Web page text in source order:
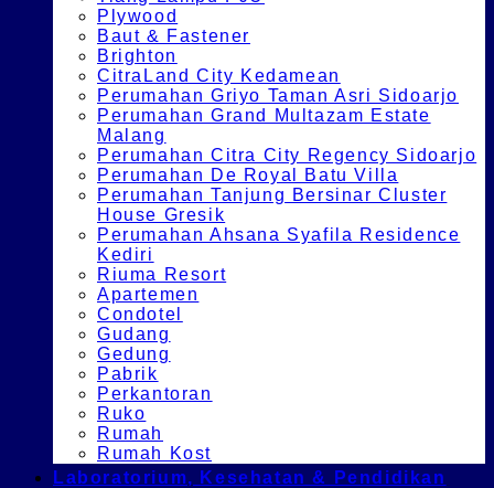
Plywood
Baut & Fastener
Brighton
CitraLand City Kedamean
Perumahan Griyo Taman Asri Sidoarjo
Perumahan Grand Multazam Estate
Malang
Perumahan Citra City Regency Sidoarjo
Perumahan De Royal Batu Villa
Perumahan Tanjung Bersinar Cluster
House Gresik
Perumahan Ahsana Syafila Residence
Kediri
Riuma Resort
Apartemen
Condotel
Gudang
Gedung
Pabrik
Perkantoran
Ruko
Rumah
Rumah Kost
Laboratorium, Kesehatan & Pendidikan